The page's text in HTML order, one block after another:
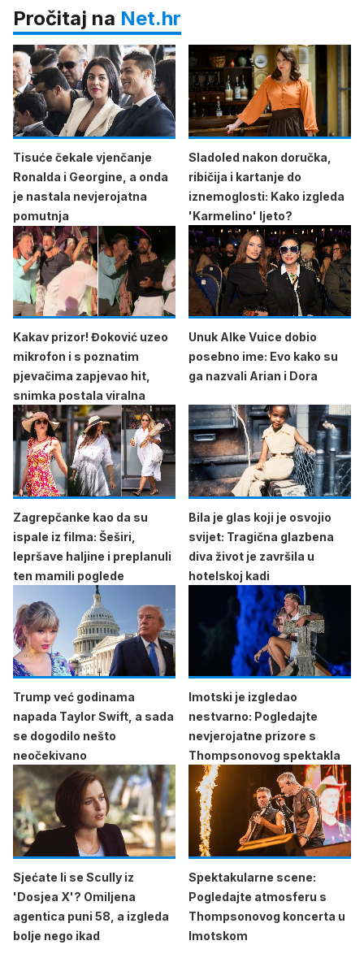
Pročitaj na Net.hr
Tisuće čekale vjenčanje
Ronalda i Georgine, a onda
je nastala nevjerojatna
pomutnja
Sladoled nakon doručka,
ribičija i kartanje do
iznemoglosti: Kako izgleda
'Karmelino' ljeto?
Kakav prizor! Đoković uzeo
mikrofon i s poznatim
pjevačima zapjevao hit,
snimka postala viralna
Unuk Alke Vuice dobio
posebno ime: Evo kako su
ga nazvali Arian i Dora
Zagrepčanke kao da su
ispale iz filma: Šeširi,
lepršave haljine i preplanuli
ten mamili poglede
Bila je glas koji je osvojio
svijet: Tragična glazbena
diva život je završila u
hotelskoj kadi
Trump već godinama
napada Taylor Swift, a sada
se dogodilo nešto
neočekivano
Imotski je izgledao
nestvarno: Pogledajte
nevjerojatne prizore s
Thompsonovog spektakla
Sjećate li se Scully iz
'Dosjea X'? Omiljena
agentica puni 58, a izgleda
bolje nego ikad
Spektakularne scene:
Pogledajte atmosferu s
Thompsonovog koncerta u
Imotskom